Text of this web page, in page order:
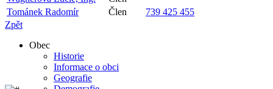
Tománek Radomír
Člen
739 425 455
Zpět
Obec
Historie
Informace o obci
Geografie